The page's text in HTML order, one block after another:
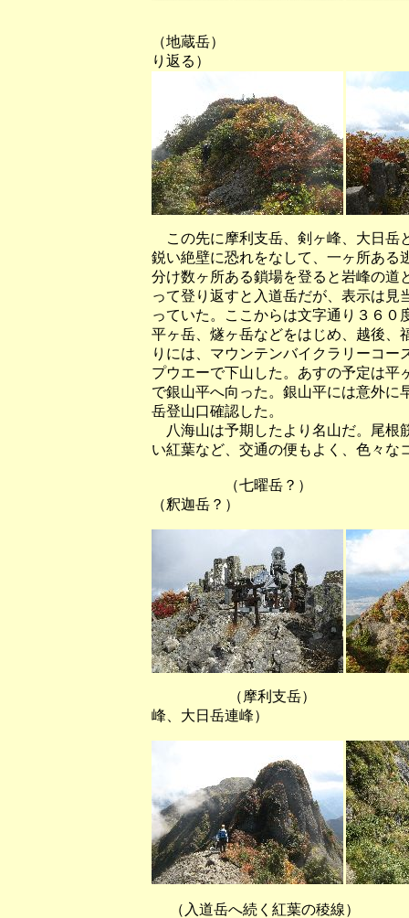
（地蔵岳） （不動岳
り返る）
この先に摩利支岳、剣ヶ峰、大日岳
鋭い絶壁に恐れをなして、一ヶ所ある
分け数ヶ所ある鎖場を登ると岩峰の道
って登り返すと入道岳だが、表示は
っていた。ここからは文字通り３６
平ヶ岳、燧ヶ岳などをはじめ、越後、
りには、マウンテンバイクラリーコ
プウエーで下山した。あすの予定は平
で銀山平へ向った。銀山平には意外に
岳登山口確認した。
八海山は予期したより名山だ。尾根
い紅葉など、交通の便もよく、色々な
（七曜岳？
（釈迦岳？）
（摩利支岳） （摩利
峰、大日岳連峰）
（入道岳へ続く紅葉の